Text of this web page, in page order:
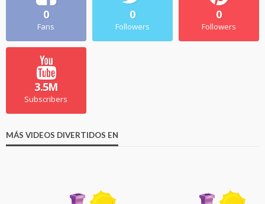
0
Fans
0
Followers
0
Followers
3.5M
Subscribers
MÁS VIDEOS DIVERTIDOS EN